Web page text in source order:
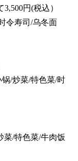
円(税込）
令寿司/乌冬面
/炒菜/特色菜/时
/特色菜/牛肉饭